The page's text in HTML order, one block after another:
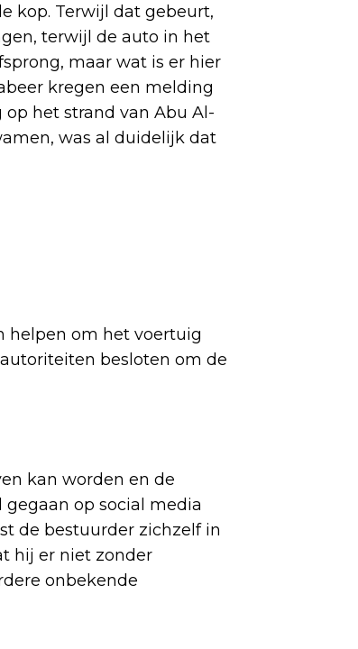
kop. Terwijl dat gebeurt,
terwijl de auto in het
maar wat is er hier
kregen een melding
het strand van Abu Al-
was al duidelijk dat
helpen om het voertuig
besloten om de
kan worden en de
op social media
de bestuurder zichzelf in
hij er niet zonder
onbekende